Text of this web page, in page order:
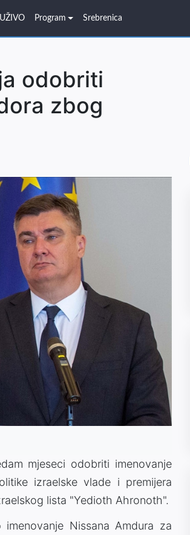
UŽIVO Program Srebrenica
odobriti
zbog
mjeseci odobriti imenovanje
izraelske vlade i premijera
lista "Yedioth Ahronoth".
Nissana Amdura za